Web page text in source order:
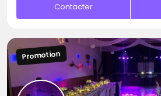
Contacter
Promotion